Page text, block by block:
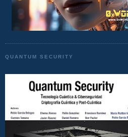
QUANTUM SECURITY